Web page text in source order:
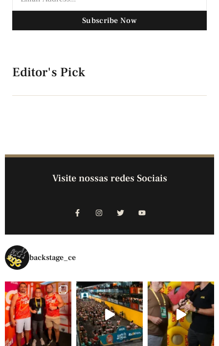
Subscribe Now
Editor's Pick
Visite nossas redes Sociais
backstage_ce